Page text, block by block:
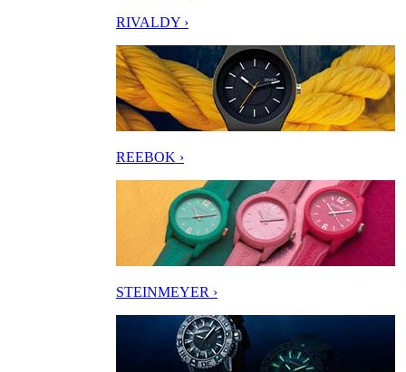
RIVALDY ›
REEBOK ›
STEINMEYER ›